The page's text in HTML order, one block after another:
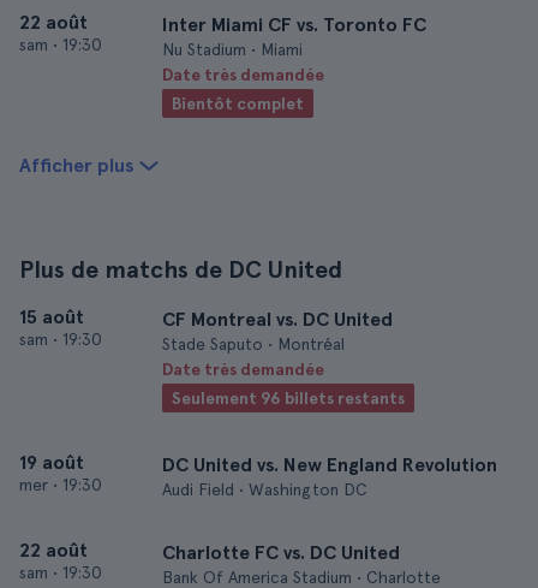
22 août
sam • 19:30
Inter Miami CF vs. Toronto FC
Nu Stadium • Miami
Date très demandée
Bientôt complet
Afficher plus
Plus de matchs de DC United
15 août
sam • 19:30
CF Montreal vs. DC United
Stade Saputo • Montréal
Date très demandée
Seulement 96 billets restants
19 août
mer • 19:30
DC United vs. New England Revolution
Audi Field • Washington DC
22 août
sam • 19:30
Charlotte FC vs. DC United
Bank Of America Stadium • Charlotte